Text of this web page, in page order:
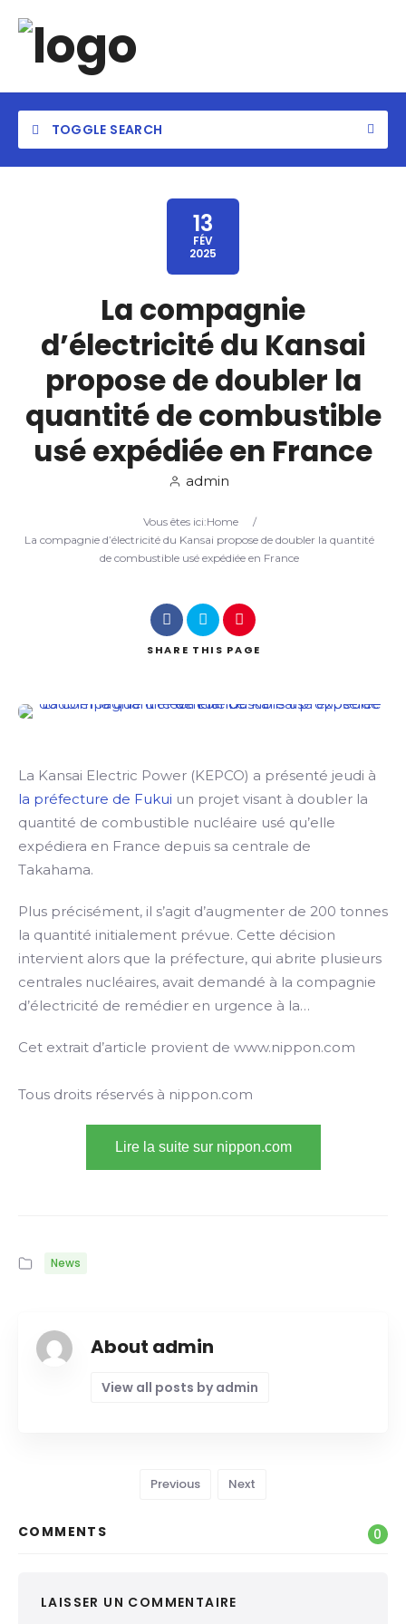
TOGGLE SEARCH
Search
13
FÉV
2025
La compagnie
d’électricité du Kansai
propose de doubler la
quantité de combustible
usé expédiée en France
admin
Vous êtes ici:Home
/
La compagnie d’électricité du Kansai propose de doubler la quantité
de combustible usé expédiée en France
SHARE THIS PAGE
La Kansai Electric Power (KEPCO) a présenté jeudi à
la préfecture de Fukui un projet visant à doubler la
quantité de combustible nucléaire usé qu’elle
expédiera en France depuis sa centrale de
Takahama.
Plus précisément, il s’agit d’augmenter de 200 tonnes
la quantité initialement prévue. Cette décision
intervient alors que la préfecture, qui abrite plusieurs
centrales nucléaires, avait demandé à la compagnie
d’électricité de remédier en urgence à la…
Cet extrait d’article provient de www.nippon.com
Tous droits réservés à nippon.com
Lire la suite sur nippon.com
News
About admin
View all posts by admin
Previous Next
COMMENTS 0
LAISSER UN COMMENTAIRE